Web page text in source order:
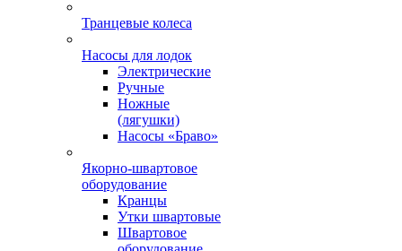
Транцевые колеса
Насосы для лодок
Электрические
Ручные
Ножные
(лягушки)
Насосы «Браво»
Якорно-швартовое
оборудование
Кранцы
Утки швартовые
Швартовое